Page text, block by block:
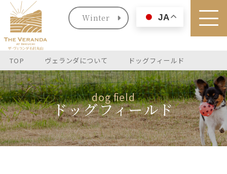
Winter JA
TOP ヴェランダについて ドッグフィールド
dog field
ドッグフィールド